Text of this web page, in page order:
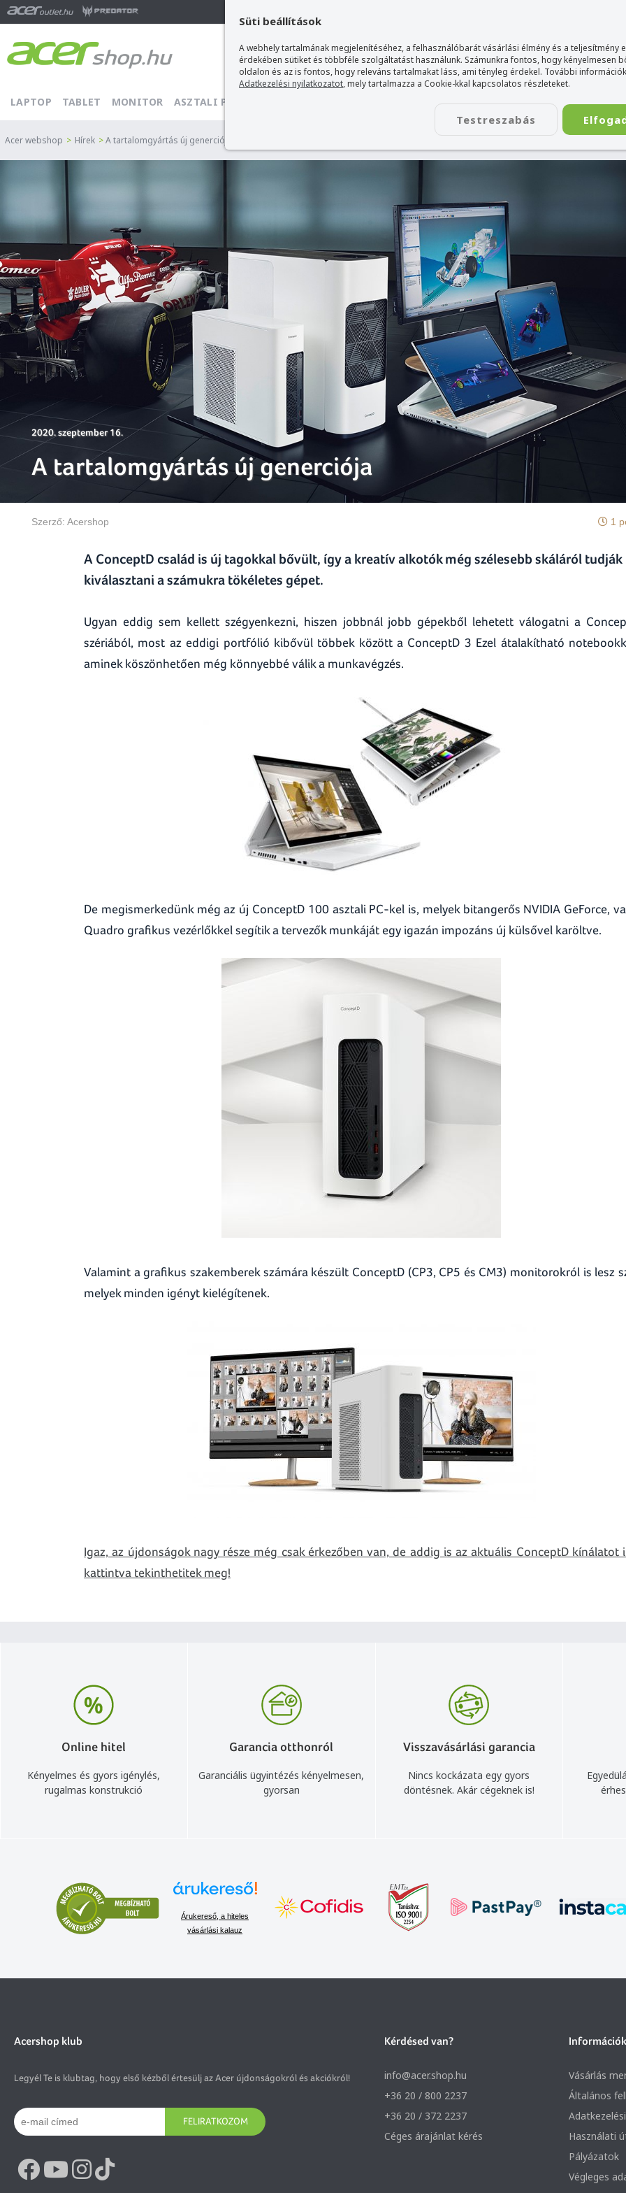
Süti beállítások
A webhely tartalmának megjelenítéséhez, a felhasználóbarát vásárlási élmény és a teljesítmény
érdekében sütiket és többféle szolgáltatást használunk. Számunkra fontos, hogy kényelmesen
oldalon és az is fontos, hogy releváns tartalmakat láss, ami tényleg érdekel. További
Adatkezelési nyilatkozatot, mely tartalmazza a Cookie-kkal kapcsolatos részleteket.
Testreszabás
LAPTOP TABLET MONITOR ASZTALI PC KIEGÉSZÍTŐ KAPCSOLAT
Acer webshop > Hírek >A tartalomgyártás új generciója
2020. szeptember 16.
A tartalomgyártás új generciója
Szerző: Acershop 1
A ConceptD család is új tagokkal bővült, így a kreatív alkotók még szélesebb skáláról tudják
kiválasztani a számukra tökéletes gépet.
Ugyan eddig sem kellett szégyenkezni, hiszen jobbnál jobb gépekből lehetett válogatni a
szériából, most az eddigi portfólió kibővül többek között a ConceptD 3 Ezel átalakítható
aminek köszönhetően még könnyebbé válik a munkavégzés.
De megismerkedünk még az új ConceptD 100 asztali PC-kel is, melyek bitangerős NVIDIA GeForce,
Quadro grafikus vezérlőkkel segítik a tervezők munkáját egy igazán impozáns új külsővel karöltve.
Valamint a grafikus szakemberek számára készült ConceptD (CP3, CP5 és CM3) monitorokról is lesz
melyek minden igényt kielégítenek.
Igaz, az újdonságok nagy része még csak érkezőben van, de addig is az aktuális ConceptD kínálatot
kattintva tekinthetitek meg!
Online hitel
Kényelmes és gyors igénylés,
rugalmas konstrukció
Garancia otthonról
Garanciális ügyintézés kényelmesen,
gyorsan
Visszavásárlási garancia
Nincs kockázata egy gyors
döntésnek. Akár cégeknek is!
Árukereső, a hiteles
vásárlási kalauz
Acershop klub
Legyél Te is klubtag, hogy első kézből értesülj az Acer újdonságokról és akciókról!
FELIRATKOZOM
Kérdésed van?
info@acer.shop.hu
+36 20 / 800 2237
+36 20 / 372 2237
Céges árajánlat kérés
Információk
Vásárlás
Általános
Használati
Pályázatok
Végleges